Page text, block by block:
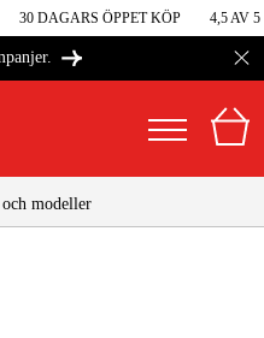
30 DAGARS ÖPPET KÖP 4,5 AV 5 I